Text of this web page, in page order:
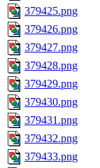
379425.png
379426.png
379427.png
379428.png
379429.png
379430.png
379431.png
379432.png
379433.png